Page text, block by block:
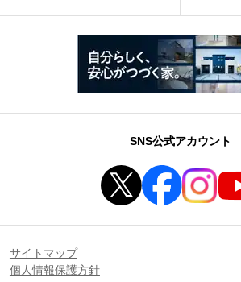
SNS公式アカウント
サイトマップ
個人情報保護方針